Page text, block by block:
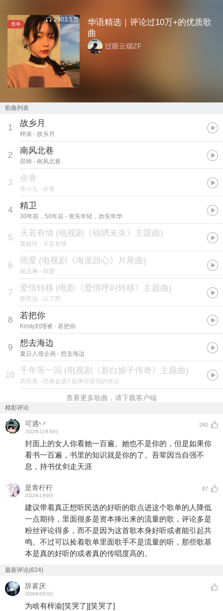
歌单
2903.5万
华语精选｜评论过10万+的优质歌
曲
过眼云烟ZF
歌曲列表
1 故乡月
梓渝 - 故乡月
2 南风北巷
邵帅 - 南风北巷
3 余香
张小九 - 余香
4 精卫
30年前，50年后 - 丧失年轻，勿失年华
5 天若有情 (电视剧《锦绣未央》主题曲)
黄丽玲 - 天若有情
6 雨爱 (电视剧《海派甜心》片尾曲)
杨丞琳 - 雨爱
7 爱情转移 (电影《爱情呼叫转移》主题曲)
陈奕迅 - 认了吧
8 若把你
Kirsty刘瑾睿 - 若把你
9 想去海边
夏日入侵企画 - 想去海边
10 千年等一回 (电视剧《新白娘子传奇》主题曲)
高胜美 - 经典金选3 如果你是我的传说
查看更多歌曲，请下载客户端
精彩评论
可遇丷
2022年11月30日
260
封面上的女人你看她一百遍。她也不是你的，但是如果你
看书一百遍，书里的知识就是你的了。吾辈因当自强不
息，持书仗剑走天涯
是青柠柠
2022年1月9日
87
建议带着真正想听民选的好听的歌点进这个歌单的人降低
一点期待，里面很多是资本捧出来的流量的歌，评论多是
粉丝评论得多，而不是因为这首歌本身好听或者能引起共
鸣。不过可以捡着歌单里面歌手不是流量的听，那些歌基
本是真的好听的或者真的传唱度高的。
最新评论(624)
辞雾厌
2026年8月3日
为啥有梓渝[笑哭了][笑哭了]